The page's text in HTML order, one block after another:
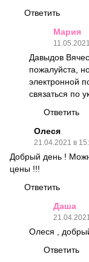
Ответить
Мария
Давыдов
пожалуйста,
электронной
связаться по
Ответить
Олеся
21.04.2021 в
Добрый день !
цены !!!
Ответить
Даша
Олеся ,
Ответить